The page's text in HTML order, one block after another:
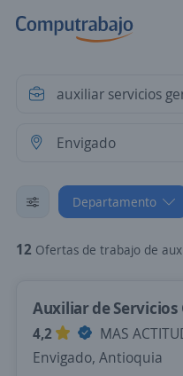
Departamento
12 Ofertas de trabajo de auxiliar servicios generales
Auxiliar de
4,2
MAS
Envigado, Antioquia